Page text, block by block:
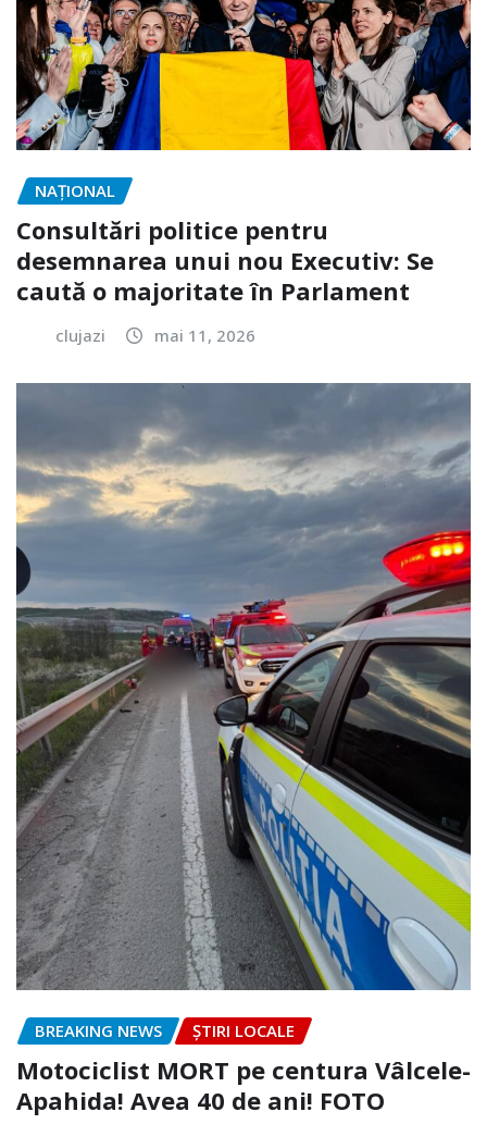
NAŢIONAL
Consultări politice pentru
desemnarea unui nou Executiv: Se
caută o majoritate în Parlament
clujazi mai 11, 2026
BREAKING NEWS ȘTIRI LOCALE
Motociclist MORT pe centura Vâlcele-
Apahida! Avea 40 de ani! FOTO